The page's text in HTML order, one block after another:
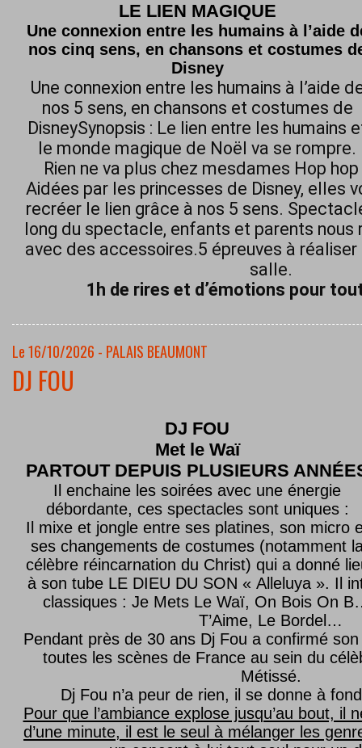
LE LIEN MAGIQUE
Une connexion entre les humains à l’aide
nos cinq sens, en chansons et costumes
Disney
Une connexion entre les humains à l’aide
nos 5 sens, en chansons et costumes de
DisneySynopsis : Le lien entre les humains
le monde magique de Noël va se rompre.
Rien ne va plus chez mesdames Hop
Aidées par les princesses de Disney, elles
recréer le lien grâce à nos 5 sens.
long du spectacle, enfants et parents nous
avec des accessoires.5 épreuves à
salle.
1h de rires et d’émotions pour
Le 16/10/2026 - PALAIS BEAUMONT
DJ FOU
DJ FOU
Met le Waï
PARTOUT DEPUIS PLUSIEURS
Il enchaine les soirées avec une énergie
débordante, ces spectacles sont uniques :
Il mixe et jongle entre ses platines, son micro
ses changements de costumes (notamment
célèbre réincarnation du Christ) qui a donné
à son tube LE DIEU DU SON « Alleluya ». Il
classiques : Je Mets Le Waï, On Bois On
T’Aime, Le Bordel…
Pendant près de 30 ans Dj Fou a confirmé son
toutes les scènes de France au sein du
Métissé.
Dj Fou n’a peur de rien, il se donne à
Pour que l’ambiance explose jusqu’au bout, il
d’une minute, il est le seul à mélanger les